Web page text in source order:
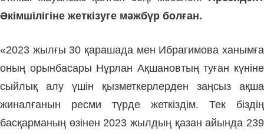
Әкімшілігіне жеткізуге мәжбүр болған.
«2023 жылғы 30 қарашада мен Ибрагимова ханымға
оның орынбасары Нұрлан Ақшановтың туған күніне
сыйлық алу үшін қызметкерлерден заңсыз ақша
жиналғанын ресми түрде жеткіздім. Тек біздің
басқарманың өзінен 2023 жылдың қазан айында 239